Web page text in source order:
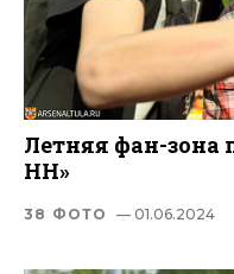
Летняя фан-зона
НН»
38 ФОТО — 01.06.2024